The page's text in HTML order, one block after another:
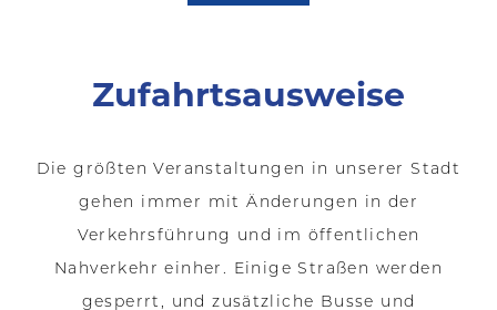
Zufahrtsausweise
Die größten Veranstaltungen in unserer Stadt
gehen immer mit Änderungen in der
Verkehrsführung und im öffentlichen
Nahverkehr einher. Einige Straßen werden
gesperrt, und zusätzliche Busse und